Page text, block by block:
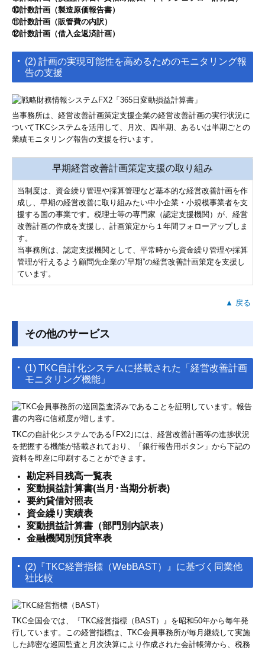
⑩計数計画（製造原価報告書）
⑪計数計画（販管費の内訳）
⑫計数計画（借入金返済計画）
(2) 計画の実現可能性を高めるためのモニタリング報
告の支援
当事務所は、経営改善計画策定支援企業の経営改善計画の実行状況に
ついてTKCシステムを活用して、月次、四半期、あるいは半期ごとの
業績モニタリング報告の支援を行います。
早期経営改善計画策定支援の取り組み
当制度は、資金繰り管理や採算管理など基本的な経営改善計画を作
成し、早期の経営改善に取り組みたい中小企業・小規模事業者を支
援する国の事業です。税理士等の専門家（認定支援機関）が、経営
改善計画の作成を支援し、計画策定から１年間フォローアップしま
す。
当事務所は、認定支援機関として、平常時から資金繰り管理や採算
管理が行えるよう顧問先企業の”早期”の経営改善計画策定を支援し
ています。
▲ 戻る
その他のサービス
(1) TKC自計化システムに搭載された「経営改善計画
モニタリング機能」
TKCの自計化システムである｢FX2｣には、経営改善計画等の進捗状況
を把握する機能が搭載されており、「銀行報告用ボタン」から下記の
資料を即座に印刷することができます。
勘定科目残高一覧表
変動損益計算書(当月･当期分析表)
要約貸借対照表
資金繰り実績表
変動損益計算書（部門別内訳表）
金融機関別預貸率表
(2)『TKC経営指標（WebBAST）』に基づく同業他
社比較
TKC全国会では、『TKC経営指標（BAST）』を昭和50年から毎年発
行しています。この経営指標は、TKC会員事務所が毎月継続して実施
した綿密な巡回監査と月次決算により作成された会計帳簿から、税務